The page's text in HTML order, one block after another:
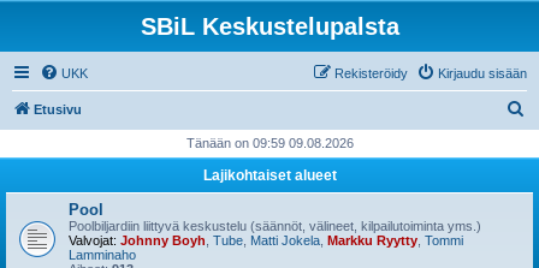
SBiL Keskustelupalsta
UKK Kirjaudu sisään
Rekisteröidy
Etusivu
i
Tänään on 09:59 09.08.2026
Lajikohtaiset alueet
Pool
Poolbiljardiin liittyvä keskustelu (säännöt, välineet, kilpailutoiminta yms.)
Valvojat: Johnny Boyh Tube Matti Jokela Markku Ryytty Tommi
Lamminaho